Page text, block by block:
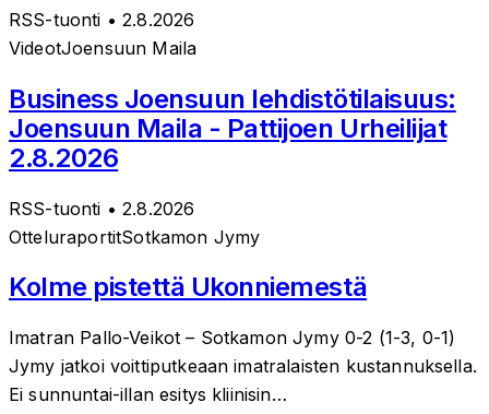
RSS-tuonti • 2.8.2026
VideotJoensuun Maila
Business Joensuun lehdistötilaisuus:
Joensuun Maila - Pattijoen Urheilijat
2.8.2026
RSS-tuonti • 2.8.2026
OtteluraportitSotkamon Jymy
Kolme pistettä Ukonniemestä
Imatran Pallo-Veikot – Sotkamon Jymy 0-2 (1-3, 0-1)
Jymy jatkoi voittiputkeaan imatralaisten kustannuksella.
Ei sunnuntai-illan esitys kliinisin…